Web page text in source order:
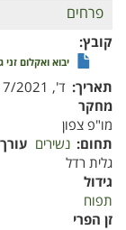
פרחים
קובץ
יבוא ואקלום
תאריך ד', 02/17/2021 - 12:00
מחקר
מו"פ צפון
תחום נשירים
גלית רדל
גידול
תפוח
זן הפרי